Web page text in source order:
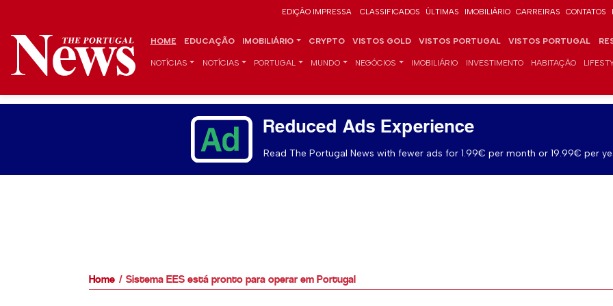
EDIÇÃO IMPRESSA CLASSIFICADOS ÚLTIMAS IMOBILIÁRIO CARREIRAS CONTATOS
HOME EDUCAÇÃO IMOBILIÁRIO CRYPTO VISTOS GOLD VISTOS PORTUGAL VISTOS PORTUGAL
NOTÍCIAS NOTÍCIAS PORTUGAL MUNDO NEGÓCIOS IMOBILIÁRIO INVESTIMENTO HABITAÇÃO
Reduced Ads Experience
Read The Portugal News with fewer ads for 1.99€ per month or 19.99€ per
Home Sistema EES está pronto para operar em Portugal